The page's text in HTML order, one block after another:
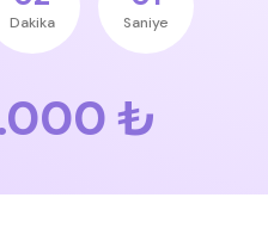
Dakika Saniye
₺